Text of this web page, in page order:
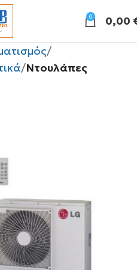
0 0,00
Ντουλάπες